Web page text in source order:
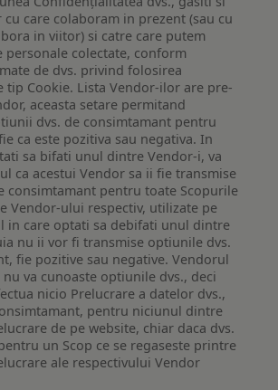
care colaboram in prezent (sau cu
in viitor) si catre care putem
personale colectate, conform
de dvs. privind folosirea
tip Cookie. Lista Vendor-ilor are pre-
aceasta setare permitand
dvs. de consimtamant pentru
ca este pozitiva sau negativa. In
sa bifati unul dintre Vendor-i, va
ca acestui Vendor sa ii fie transmise
consimtamant pentru toate Scopurile
Vendor-ului respectiv, utilizate pe
in care optati sa debifati unul dintre
nu ii vor fi transmise optiunile dvs.
fie pozitive sau negative. Vendorul
va cunoaste optiunile dvs., deci
nicio Prelucrare a datelor dvs.,
pentru niciunul dintre
de pe website, chiar daca dvs.
un Scop ce se regaseste printre
ale respectivului Vendor